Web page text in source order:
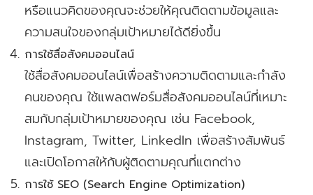
หรือแนวคิดของคุณจะช่วยให้คุณติดตามข้อมูลและ
ความสนใจของกลุ่มเป้าหมายได้ดียิ่งขึ้น
การใช้สื่อสังคมออนไลน์
ใช้สื่อสังคมออนไลน์เพื่อสร้างความติดตามและกำลัง
คนของคุณ ใช้แพลตฟอร์มสื่อสังคมออนไลน์ที่เหมาะ
สมกับกลุ่มเป้าหมายของคุณ เช่น Facebook,
Instagram, Twitter, LinkedIn เพื่อสร้างสัมพันธ์
และเปิดโอกาสให้กับผู้ติดตามคุณที่แตกต่าง
การใช้ SEO (Search Engine Optimization)